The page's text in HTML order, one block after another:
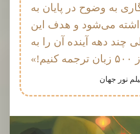
به وضوح در پایان به
می‌شود و هدف این
دهه آینده آن را به
نور جهان